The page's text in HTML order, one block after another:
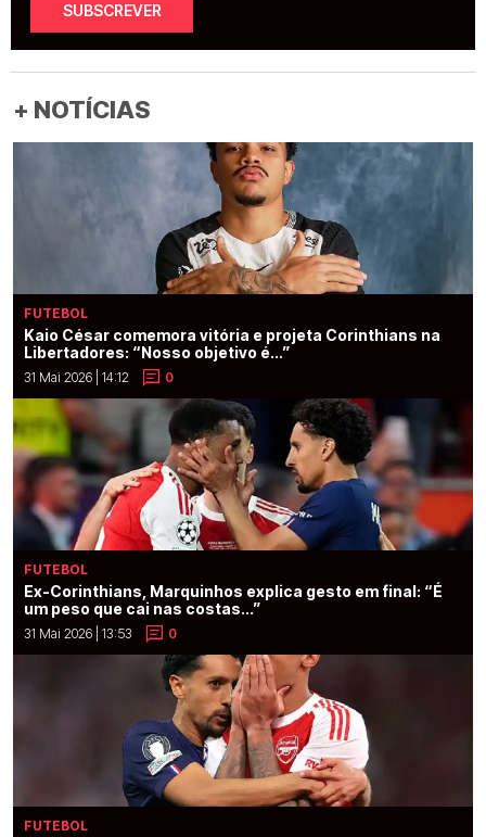
SUBSCREVER
+ NOTÍCIAS
FUTEBOL
Kaio César comemora vitória e projeta Corinthians na
Libertadores: “Nosso objetivo é...”
31 Mai 2026 | 14:12 0
FUTEBOL
Ex-Corinthians, Marquinhos explica gesto em final: “É
um peso que cai nas costas...”
31 Mai 2026 | 13:53 0
FUTEBOL